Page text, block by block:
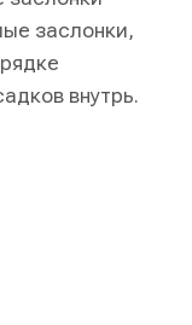
заслонки,
внутрь.